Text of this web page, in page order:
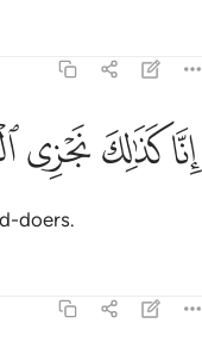
انا كذالك نجزي المحسنين ٤٤
إِنَّا كَذَٰلِكَ نَجْزِى
ﲾﲿﳀ
doers.